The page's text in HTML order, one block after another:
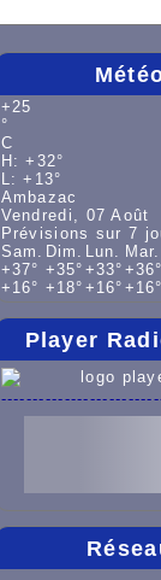
+25
°
C
H:+ 32°
L:+ 13°
Ambazac
Vendredi, 07 Août
Prévisions sur 7
Sam. Dim. Lun. Mar.
+37° +35° +33° +36°
+ 16° + 18° + 16° + 16°
Player